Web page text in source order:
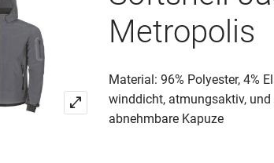
Metropolis
Material: 96% Polyester, 4%
winddicht, atmungsaktiv,
abnehmbare Kapuze